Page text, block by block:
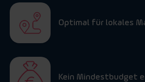
Optimal für lokales
Kein Mindestbudget